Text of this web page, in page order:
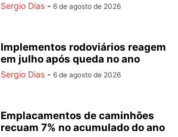
Sergio Dias - 6 de agosto de 2026
Implementos rodoviários reagem
em julho após queda no ano
Sergio Dias - 6 de agosto de 2026
Emplacamentos de caminhões
recuam 7% no acumulado do ano